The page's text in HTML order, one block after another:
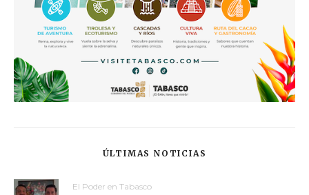
ÚLTIMAS NOTICIAS
El Poder en Tabasco